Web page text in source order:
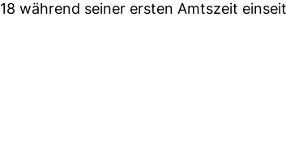
während seiner ersten Amtszeit